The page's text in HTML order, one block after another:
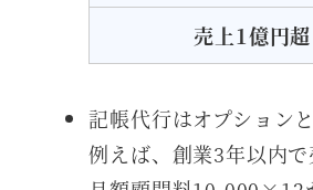
売上1億円超
記帳代行はオプション
例えば、創業3年以内